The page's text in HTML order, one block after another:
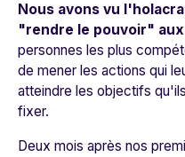
Nous avons vu
"rendre le pouvoir"
personnes les plus
de mener les actions qui
atteindre les objectifs
fixer.
Deux mois après nos